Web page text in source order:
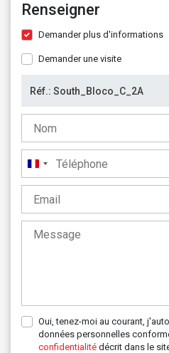
Renseigner
Demander plus d'informations
Demander une visite
France
+33
Oui, tenez-moi au courant,
données personnelles
confidentialité décrit dans le